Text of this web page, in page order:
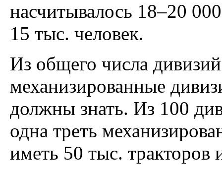
насчитывалось 18–20
15 тыс. человек.
Из общего числа
механизированные
должны знать. Из 100
одна треть
иметь 50 тыс. тракторов